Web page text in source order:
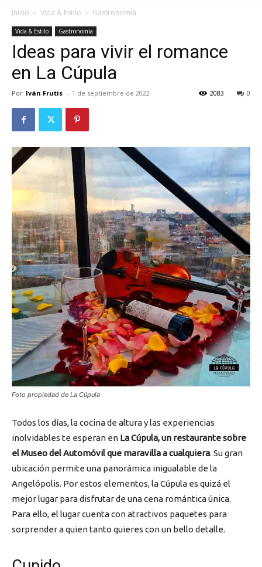
Inicio Vida & Estilo Gastronomía
Vida & Estilo Gastronomía
Ideas para vivir el romance
en La Cúpula
Por Iván Frutis - 1 de septiembre de 2022 0
2083
Foto propiedad de La Cúpula
Todos los días, la cocina de altura y las experiencias
inolvidables te esperan en La Cúpula, un restaurante sobre
el Museo del Automóvil que maravilla a cualquiera. Su gran
ubicación permite una panorámica inigualable de la
Angelópolis. Por estos elementos, la Cúpula es quizá el
mejor lugar para disfrutar de una cena romántica única.
Para ello, el lugar cuenta con atractivos paquetes para
sorprender a quien tanto quieres con un bello detalle.